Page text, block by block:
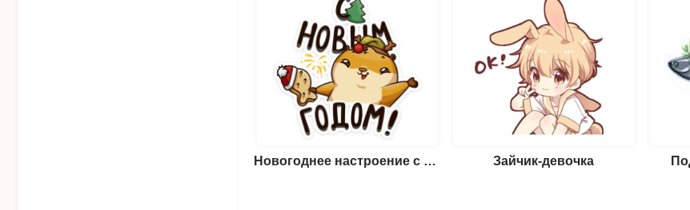
Новогоднее настроение с хомяком Сеней Зайчик-девочка